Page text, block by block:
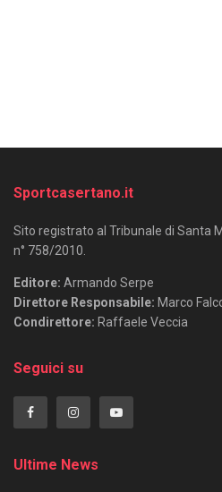
Sportcasertano.it
Sito registrato al Tribunale di Santa
n° 758/2010.
Editore: Armando Serpe
Direttore Responsabile: Marco
Condirettore: Raffaele Veccia
Seguici su
Ultime News